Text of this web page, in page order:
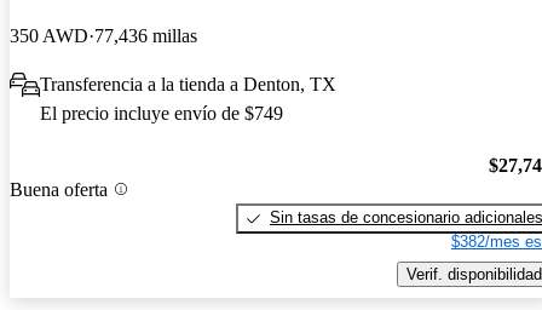
350 AWD 77,436 millas
Transferencia a la tienda a Denton, TX
El precio incluye envío de $749
Buena oferta
Sin tasas de concesionario adicionales
$382/mes
Verif. disponibilidad